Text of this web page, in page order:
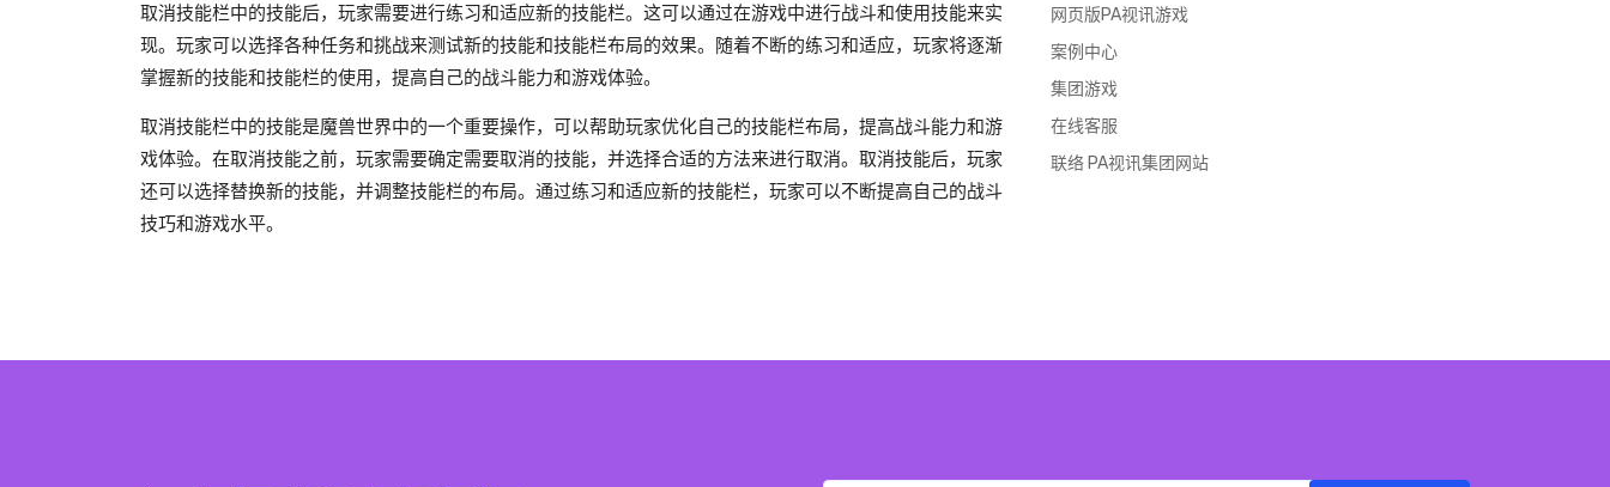
取消技能栏中的技能后，玩家需要进行练习和适应新的技能栏。这可以通过在游戏中进行战斗和使用技能来实
现。玩家可以选择各种任务和挑战来测试新的技能和技能栏布局的效果。随着不断的练习和适应，玩家将逐渐
掌握新的技能和技能栏的使用，提高自己的战斗能力和游戏体验。
取消技能栏中的技能是魔兽世界中的一个重要操作，可以帮助玩家优化自己的技能栏布局，提高战斗能力和游
戏体验。在取消技能之前，玩家需要确定需要取消的技能，并选择合适的方法来进行取消。取消技能后，玩家
还可以选择替换新的技能，并调整技能栏的布局。通过练习和适应新的技能栏，玩家可以不断提高自己的战斗
技巧和游戏水平。
网页版PA视讯游戏
案例中心
集团游戏
在线客服
联络 PA视讯集团网站